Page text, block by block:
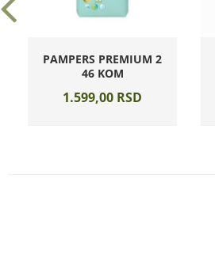
PAMPERS PREMIUM 2
46 KOM
1.599,00 RSD